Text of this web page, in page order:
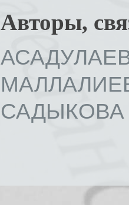
Авторы,
АСАДУЛАЕВ
САДЫКОВА